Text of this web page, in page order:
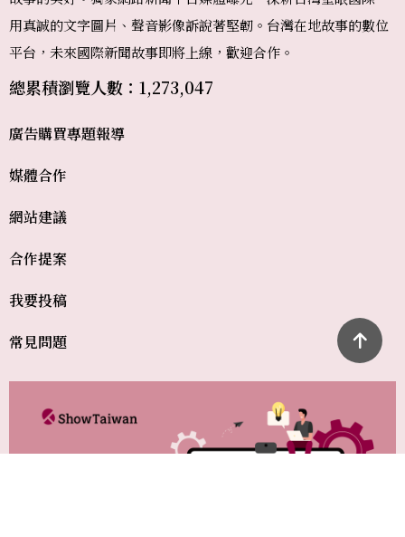
用真誠的文字圖片、聲音影像訴說著堅韌。台灣在地故事的數位
平台，未來國際新聞故事即將上線，歡迎合作。
總累積瀏覽人數：1,273,047
廣告購買
媒體合作
網站建議
合作提案
我要投稿
常見問題
專題報導